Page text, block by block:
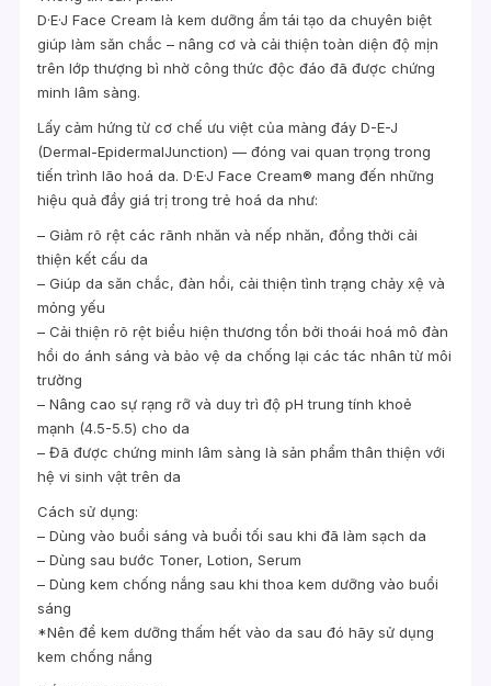
D·E·J Face Cream là kem dưỡng ẩm tái tạo da chuyên biệt
giúp làm săn chắc – nâng cơ và cải thiện toàn diện độ mịn
trên lớp thượng bì nhờ công thức độc đáo đã được chứng
minh lâm sàng.
Lấy cảm hứng từ cơ chế ưu việt của màng đáy D-E-J
(Dermal-EpidermalJunction) — đóng vai quan trọng trong
tiến trình lão hoá da. D·E·J Face Cream® mang đến những
hiệu quả đầy giá trị trong trẻ hoá da như:
– Giảm rõ rệt các rãnh nhăn và nếp nhăn, đồng thời cải
thiện kết cấu da
– Giúp da săn chắc, đàn hồi, cải thiện tình trạng chảy xệ và
mỏng yếu
– Cải thiện rõ rệt biểu hiện thương tổn bởi thoái hoá mô đàn
hồi do ánh sáng và bảo vệ da chống lại các tác nhân từ môi
trường
– Nâng cao sự rạng rỡ và duy trì độ pH trung tính khoẻ
mạnh (4.5-5.5) cho da
– Đã được chứng minh lâm sàng là sản phẩm thân thiện với
hệ vi sinh vật trên da
Cách sử dụng:
– Dùng vào buổi sáng và buổi tối sau khi đã làm sạch da
– Dùng sau bước Toner, Lotion, Serum
– Dùng kem chống nắng sau khi thoa kem dưỡng vào buổi
sáng
*Nên để kem dưỡng thấm hết vào da sau đó hãy sử dụng
kem chống nắng